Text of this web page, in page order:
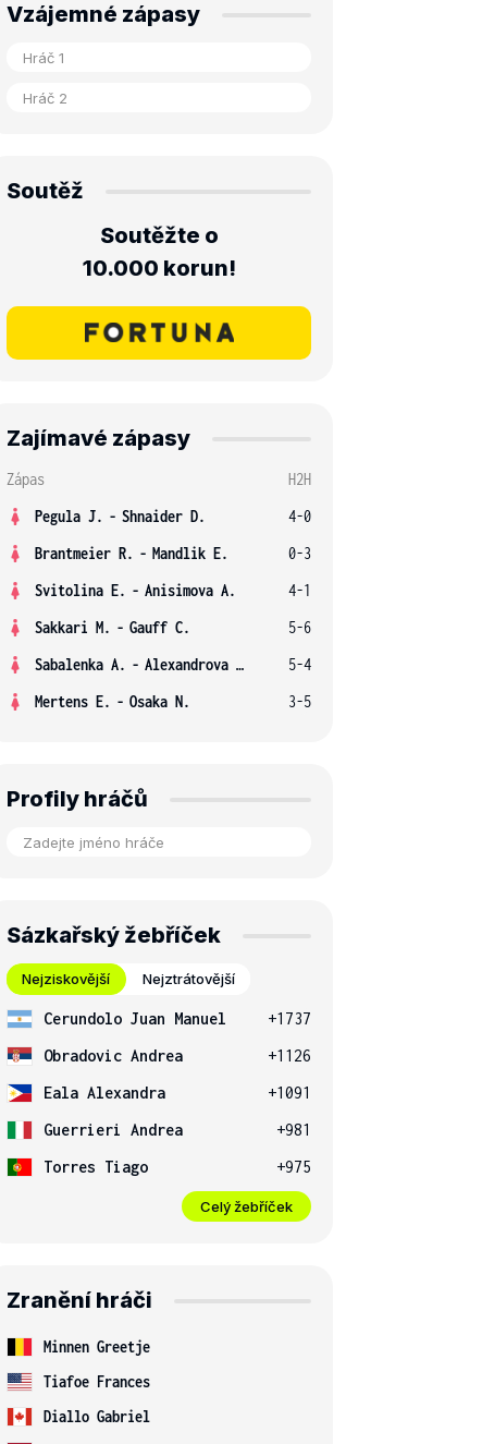
Vzájemné zápasy
Soutěž
Soutěžte o
10.000 korun!
Zajímavé zápasy
Zápas
H2H
Pegula J. - Shnaider D.
4-0
Brantmeier R. - Mandlik E.
0-3
Svitolina E. - Anisimova A.
4-1
Sakkari M. - Gauff C.
5-6
Sabalenka A. - Alexandrova E.
5-4
Mertens E. - Osaka N. 3-5
Profily hráčů
Sázkařský žebříček
Nejziskovější Nejztrátovější
Cerundolo Juan Manuel
+1737
Obradovic Andrea
+1126
Eala Alexandra
+1091
Guerrieri Andrea
+981
Torres Tiago
+975
Celý žebříček
Zranění hráči
Minnen Greetje
Tiafoe Frances
Diallo Gabriel